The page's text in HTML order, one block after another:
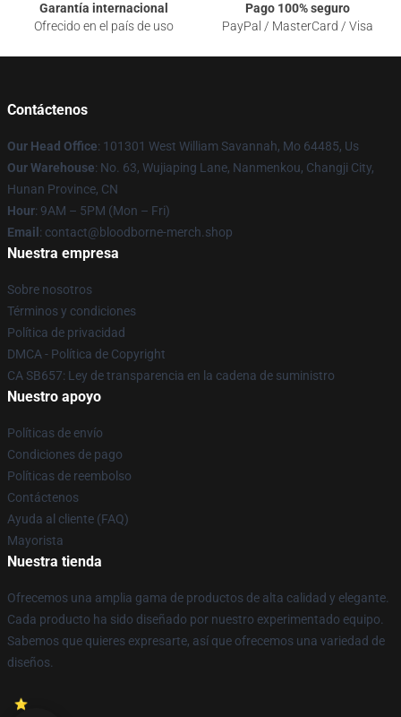
Garantía internacional
Ofrecido en el país de uso
Pago 100% seguro
PayPal / MasterCard / Visa
Contáctenos
Our Head Office: 101301 West William Savannah, Mo 64485, Us
Our Warehouse: No. 63, Wujiaping Lane, Nanmenkou, Changji City,
Hunan Province, CN
Hour: 9AM – 5PM (Mon – Fri)
Email : contact@bloodborne-merch.shop
Nuestra empresa
Sobre nosotros
Términos y condiciones
Política de privacidad
DMCA - Política de Copyright
CA SB657: Ley de transparencia en la cadena de suministro
Nuestro apoyo
Políticas de envío
Condiciones de pago
Políticas de reembolso
Contáctenos
Ayuda al cliente (FAQ)
Mayorista
Nuestra tienda
Ofrecemos una amplia gama de productos de alta calidad y elegante.
Cada producto ha sido diseñado por nuestro experimentado equipo.
Sabemos que quieres expresarte, así que ofrecemos una variedad de
diseños.